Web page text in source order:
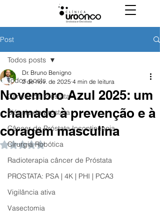
Post
Todos posts
Câncer de Próstata
Biópsia de próstata
Câncer de Próstata Incontinência
Cirurgia Robótica
Radioterapia câncer de Próstata
PROSTATA: PSA | 4K | PHI | PCA3
Vigilância ativa
Vasectomia
Todos posts
Novembro Azul 2025: um
chamado à prevenção e à
coragem masculina
Dr. Bruno Benigno
2 de nov. de 2025 4 min de leitura
Avaliado com NaN de 5 estrelas.